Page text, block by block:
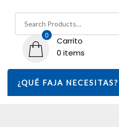
Buscar
por:
0
Carrito
0 items
¿QUÉ FAJA NECESITAS?